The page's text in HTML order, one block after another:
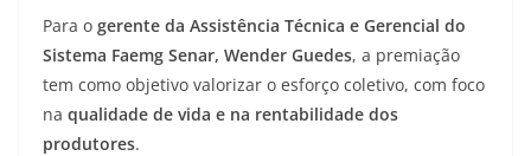
Para o gerente da Assistência Técnica e Gerencial do
Sistema Faemg Senar, Wender Guedes, a premiação
tem como objetivo valorizar o esforço coletivo, com foco
na qualidade de vida e na rentabilidade dos
produtores.